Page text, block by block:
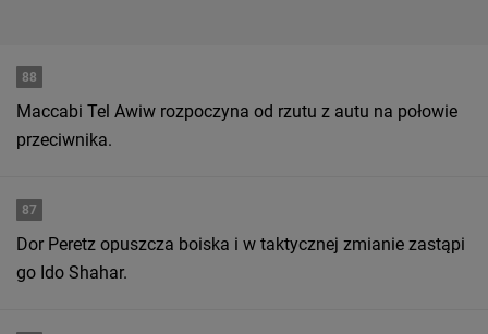
88
Maccabi Tel Awiw rozpoczyna od rzutu z autu na połowie
przeciwnika.
87
Dor Peretz opuszcza boiska i w taktycznej zmianie zastąpi
go Ido Shahar.